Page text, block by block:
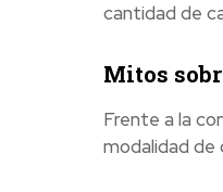
cantidad de
Mitos
Frente a la
modalidad